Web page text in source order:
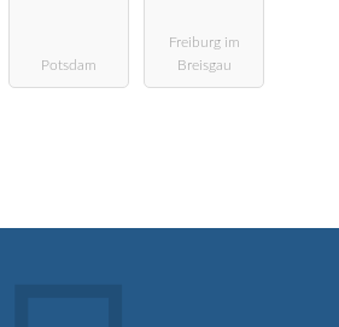
Potsdam
Freiburg im
Breisgau